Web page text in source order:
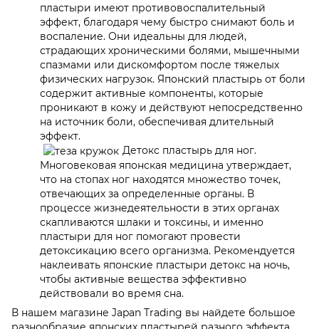
пластыри имеют противовоспалительный
эффект, благодаря чему быстро снимают боль и
воспаление. Они идеальны для людей,
страдающих хроническими болями, мышечными
спазмами или дискомфортом после тяжелых
физических нагрузок. Японский пластырь от боли
содержит активные компоненты, которые
проникают в кожу и действуют непосредственно
на источник боли, обеспечивая длительный
эффект.
Детокс пластырь для ног.
Многовековая японская медицина утверждает,
что на стопах ног находятся множество точек,
отвечающих за определенные органы. В
процессе жизнедеятельности в этих органах
скапливаются шлаки и токсины, и именно
пластыри для ног помогают провести
детоксикацию всего организма. Рекомендуется
наклеивать японские пластыри детокс на ночь,
чтобы активные вещества эффективно
действовали во время сна.
В нашем магазине Japan Trading вы найдете большое